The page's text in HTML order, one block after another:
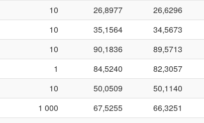
10 26,8977 26,6296
10 35,1564 34,5673
10 90,1836 89,5713
1 84,5240 82,3057
10 50,0509 50,1140
1 000 67,5255 66,3251